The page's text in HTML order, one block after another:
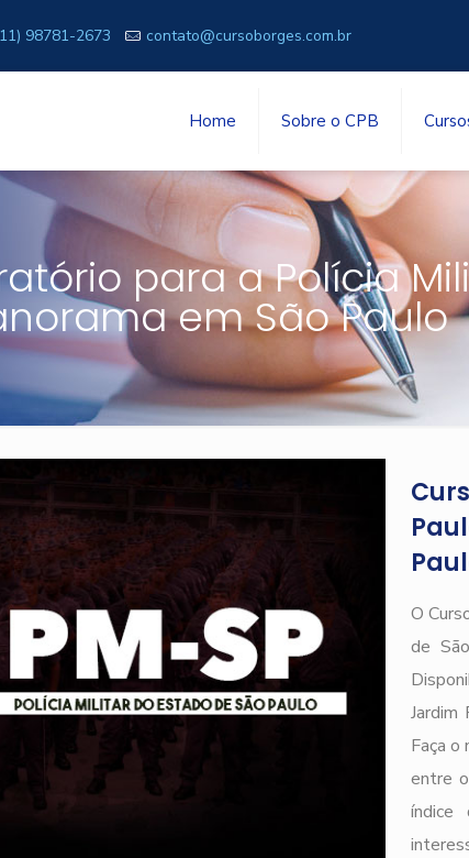
98781-2673 contato@cursoborges.com.br
Home Sobre o CPB
para a Polícia
em São Paulo
O
de
Faça
entre